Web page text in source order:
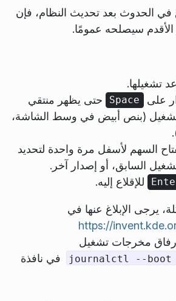
في الحدوث بعد تحديث النظام، فإن
الأقدم سيصلحه عمومًا.
تشغيلها.
على
Space
حتى يظهر منتقي
(بنص أبيض في وسط الشاشة،
السهم لأسفل مرة واحدة لتحديد
السابق، أو إصدار آخر.
للإقلاع إليه.
يرجى الإبلاغ عنها في
https://
مخرجات تشغيل
journalctl --boot
في نافذة